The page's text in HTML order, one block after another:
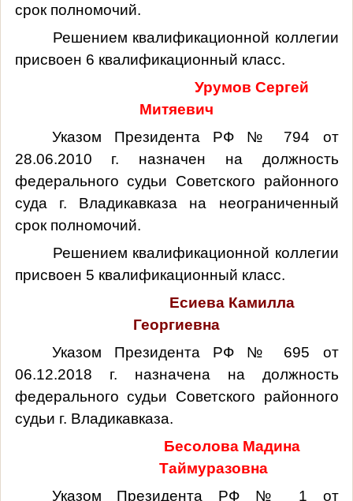
срок полномочий.
Решением квалификационной коллегии
присвоен 6 квалификационный класс.
Урумов Сергей
Митяевич
Указом Президента РФ № 794 от
28.06.2010 г. назначен на должность
федерального судьи Советского районного
суда г. Владикавказа на неограниченный
срок полномочий.
Решением квалификационной коллегии
присвоен 5 квалификационный класс.
Есиева Камилла
Георгиевна
Указом Президента РФ № 695 от
06.12.2018 г. назначена на должность
федерального судьи Советского районного
судьи г. Владикавказа.
Бесолова Мадина
Таймуразовна
Указом Президента РФ № 1 от